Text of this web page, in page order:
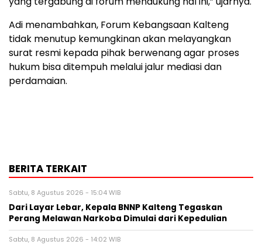
Adi menambahkan, Forum Kebangsaan Kalteng
tidak menutup kemungkinan akan melayangkan
surat resmi kepada pihak berwenang agar proses
hukum bisa ditempuh melalui jalur mediasi dan
perdamaian.
BERITA TERKAIT
Sabtu, 8 Agustus 2026 - 15:04 WIB
Dari Layar Lebar, Kepala BNNP Kalteng Tegaskan
Perang Melawan Narkoba Dimulai dari Kepedulian
Sabtu, 8 Agustus 2026 - 14:02 WIB